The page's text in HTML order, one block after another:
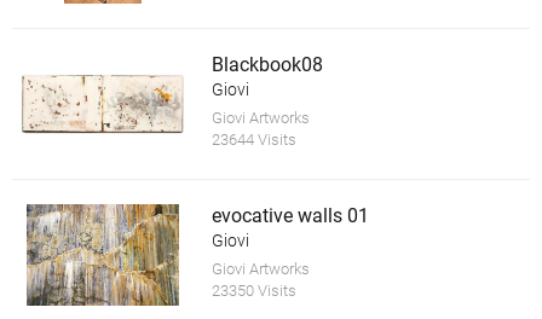
Blackbook08
Giovi
Giovi Artworks
23644 Visits
evocative walls 01
Giovi
Giovi Artworks
23350 Visits